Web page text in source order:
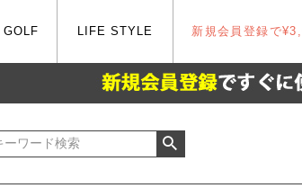
GOLF LIFE STYLE 新規会員登録で
在庫なし商品
在庫なし商品を表示しない
新着順